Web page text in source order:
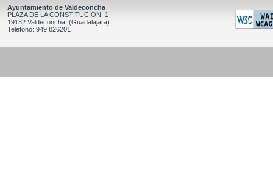
Ayuntamiento de Valdeconcha
PLAZA DE LA CONSTITUCION, 1
19132 Valdeconcha (Guadalajara)
Telefono: 949 826201